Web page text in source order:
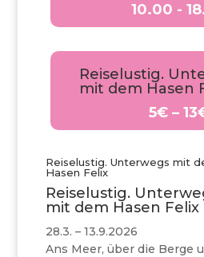
10.00 -
Reiselustig.
mit dem Hasen
5€ –
Reiselustig. Unterwegs mit
Hasen Felix
Reiselustig.
mit dem Hasen Felix
28.3. – 13.9.2026
Ans Meer, über die Berge